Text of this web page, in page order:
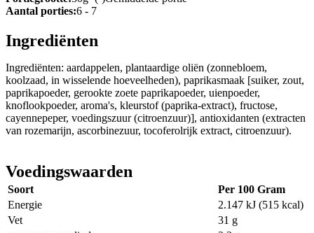
Aantal porties:6 - 7
Ingrediënten
Ingrediënten: aardappelen, plantaardige oliën (zonnebloem,
koolzaad, in wisselende hoeveelheden), paprikasmaak [suiker, zout,
paprikapoeder, gerookte zoete paprikapoeder, uienpoeder,
knoflookpoeder, aroma's, kleurstof (paprika-extract), fructose,
cayennepeper, voedingszuur (citroenzuur)], antioxidanten (extracten
van rozemarijn, ascorbinezuur, tocoferolrijk extract, citroenzuur).
Voedingswaarden
Soort
Per 100 Gram
Energie
2.147 kJ (515 kcal)
Vet
31 g